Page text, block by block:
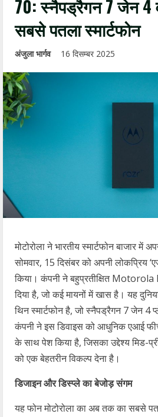
70: स्नैपड्रैगन 7 जेन 4
सबसे पतला स्मार्टफोन
अंजुला भार्गव 16 दिसम्बर 2025
मोटोरोला ने भारतीय स्मार्टफोन बाजार
सोमवार, 15 दिसंबर को अपनी लोकप्रिय
किया। कंपनी ने बहुप्रतीक्षित
दिया है, जो कई मायनों में खास है। यह
थिन स्मार्टफोन है, जो स्नैपड्रैगन 7 जेन 4
कंपनी ने इस डिवाइस को आधुनिक एआई
के साथ पेश किया है, जिसका उद्देश्य मिड-
को एक बेहतरीन विकल्प देना है।
डिजाइन और डिस्प्ले का बेजोड़ संगम
यह फोन मोटोरोला का अब तक का सबसे